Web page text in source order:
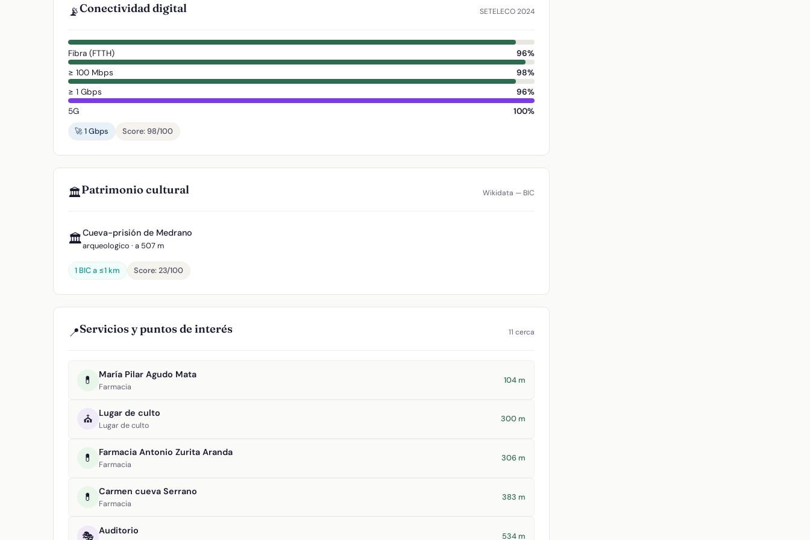
📡Conectividad digital SETELECO 2024
Fibra (FTTH)
96%
≥ 100 Mbps
98%
≥ 1 Gbps
96%
5G
100%
🚀 1 Gbps
Score: 98/100
🏛️Patrimonio cultural Wikidata — BIC
🏛️Cueva-prisión de Medrano
arqueologico · a 507 m
1 BIC a ≤1 km Score: 23/100
📍Servicios y puntos de interés 11 cerca
💊 María Pilar Agudo Mata
Farmacia
104 m
⛪ Lugar de culto
Lugar de culto
300 m
💊 Farmacia Antonio Zurita Aranda
Farmacia
306 m
💊 Carmen cueva Serrano
Farmacia
383 m
🎭 Auditorio
534 m